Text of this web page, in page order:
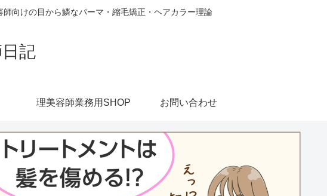
向けの目から鱗なパーマ・縮毛矯正・ヘアカラー理論
記
理美容師業務用SHOP お問い合わせ